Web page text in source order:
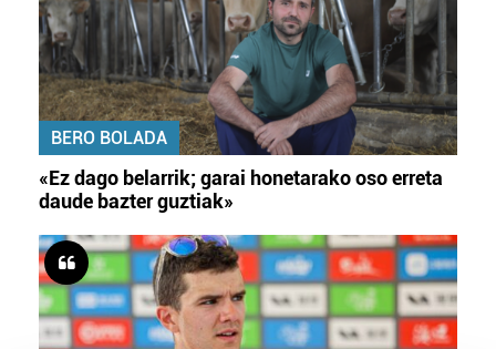
BERO BOLADA
«Ez dago belarrik; garai honetarako oso erreta
daude bazter guztiak»